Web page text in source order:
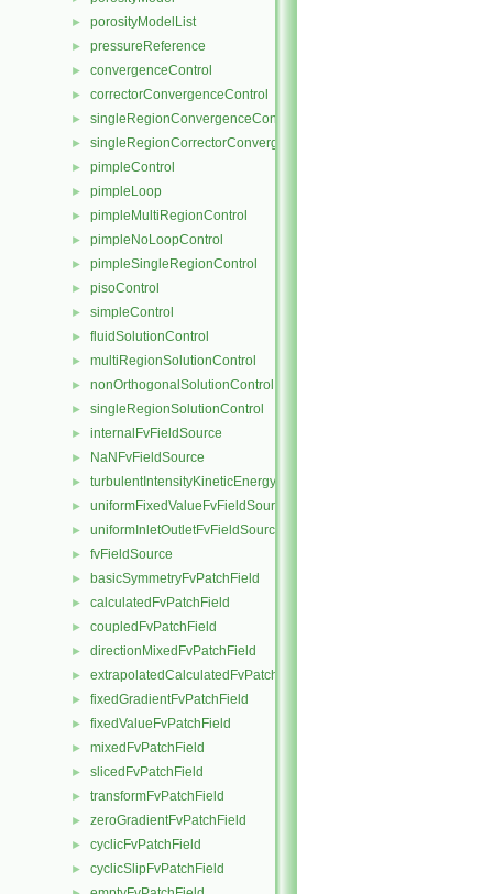
► porosityModelList
► pressureReference
► convergenceControl
► correctorConvergenceControl
► singleRegionConvergenceControl
► singleRegionCorrectorConvergenceControl
► pimpleControl
► pimpleLoop
► pimpleMultiRegionControl
► pimpleNoLoopControl
► pimpleSingleRegionControl
► pisoControl
► simpleControl
► fluidSolutionControl
► multiRegionSolutionControl
► nonOrthogonalSolutionControl
► singleRegionSolutionControl
► internalFvFieldSource
► NaNFvFieldSource
► turbulentIntensityKineticEnergyFvScalarFieldSource
► uniformFixedValueFvFieldSource
► uniformInletOutletFvFieldSource
► fvFieldSource
► basicSymmetryFvPatchField
► calculatedFvPatchField
► coupledFvPatchField
► directionMixedFvPatchField
► extrapolatedCalculatedFvPatchField
► fixedGradientFvPatchField
► fixedValueFvPatchField
► mixedFvPatchField
► slicedFvPatchField
► transformFvPatchField
► zeroGradientFvPatchField
► cyclicFvPatchField
► cyclicSlipFvPatchField